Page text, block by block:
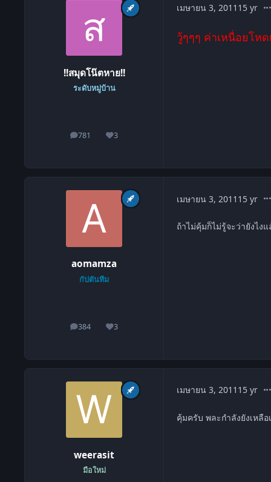
!!สมุดโน๊ตหาย!!
ระดับหมู่บ้าน
781
โพสต์ 3
ชื่อเสียง
เมษายน 3, 2011 15 yr
วู้ๆๆๆ ค่าเหนื่อยโหด
aomamza
กัปตันทีม
384
โพสต์ 3
ชื่อเสียง
เมษายน 3, 2011 15 yr
ถ้าไม่คุ้มก็ไม่รู้จะว่ายังไงแ
weerasit
มือใหม่
เมษายน 3, 2011 15 yr
คุ้มครับ พละกำลังยังเหลือ